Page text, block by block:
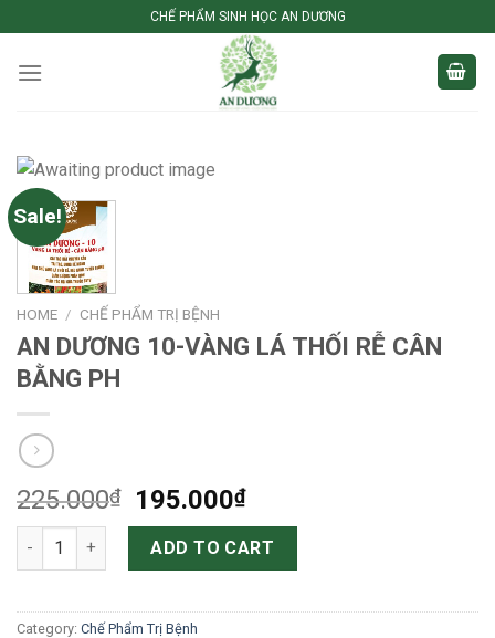
to
content
CHẾ PHẨM SINH HỌC AN DƯƠNG
Sale!
HOME / CHẾ PHẨM TRỊ BỆNH
AN DƯƠNG 10-VÀNG LÁ THỐI RỄ CÂN
BẰNG PH
225.000₫
Original
price
was:
225.000₫.
195.000₫Current
price
is:
195.000₫.
AN DƯƠNG 10-VÀNG LÁ THỐI RỄ CÂN BẰNG PH quantity
ADD TO CART
Category: Chế Phẩm Trị Bệnh